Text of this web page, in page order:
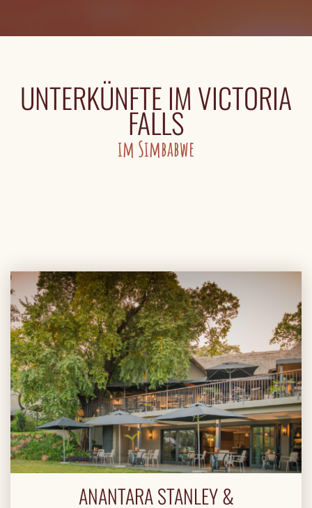
UNTERKÜNFTE IM VICTORIA
FALLS
im Simbabwe
ANANTARA STANLEY &